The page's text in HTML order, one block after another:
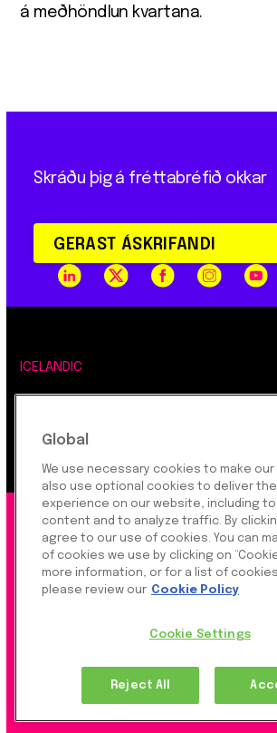
á meðhöndlun kvartana.
Skráðu þig á fréttabréfið okkar
GERAST ÁSKRIFANDI
ICELANDIC
LEGAL, SECURITY & PRIVACY
©2026 Rapyd Financial
Product Privacy Policy |Site
Rapyd Financial Network (2016)
Company, which operates
Global
We use necessary cookies to make our
also use optional cookies to deliver
experience on our website, including
content and to analyze traffic. By
agree to our use of cookies. You can
of cookies we use by clicking on
more information, or for a list of
please review our Cookie Policy
Cookie Settings
Reject All